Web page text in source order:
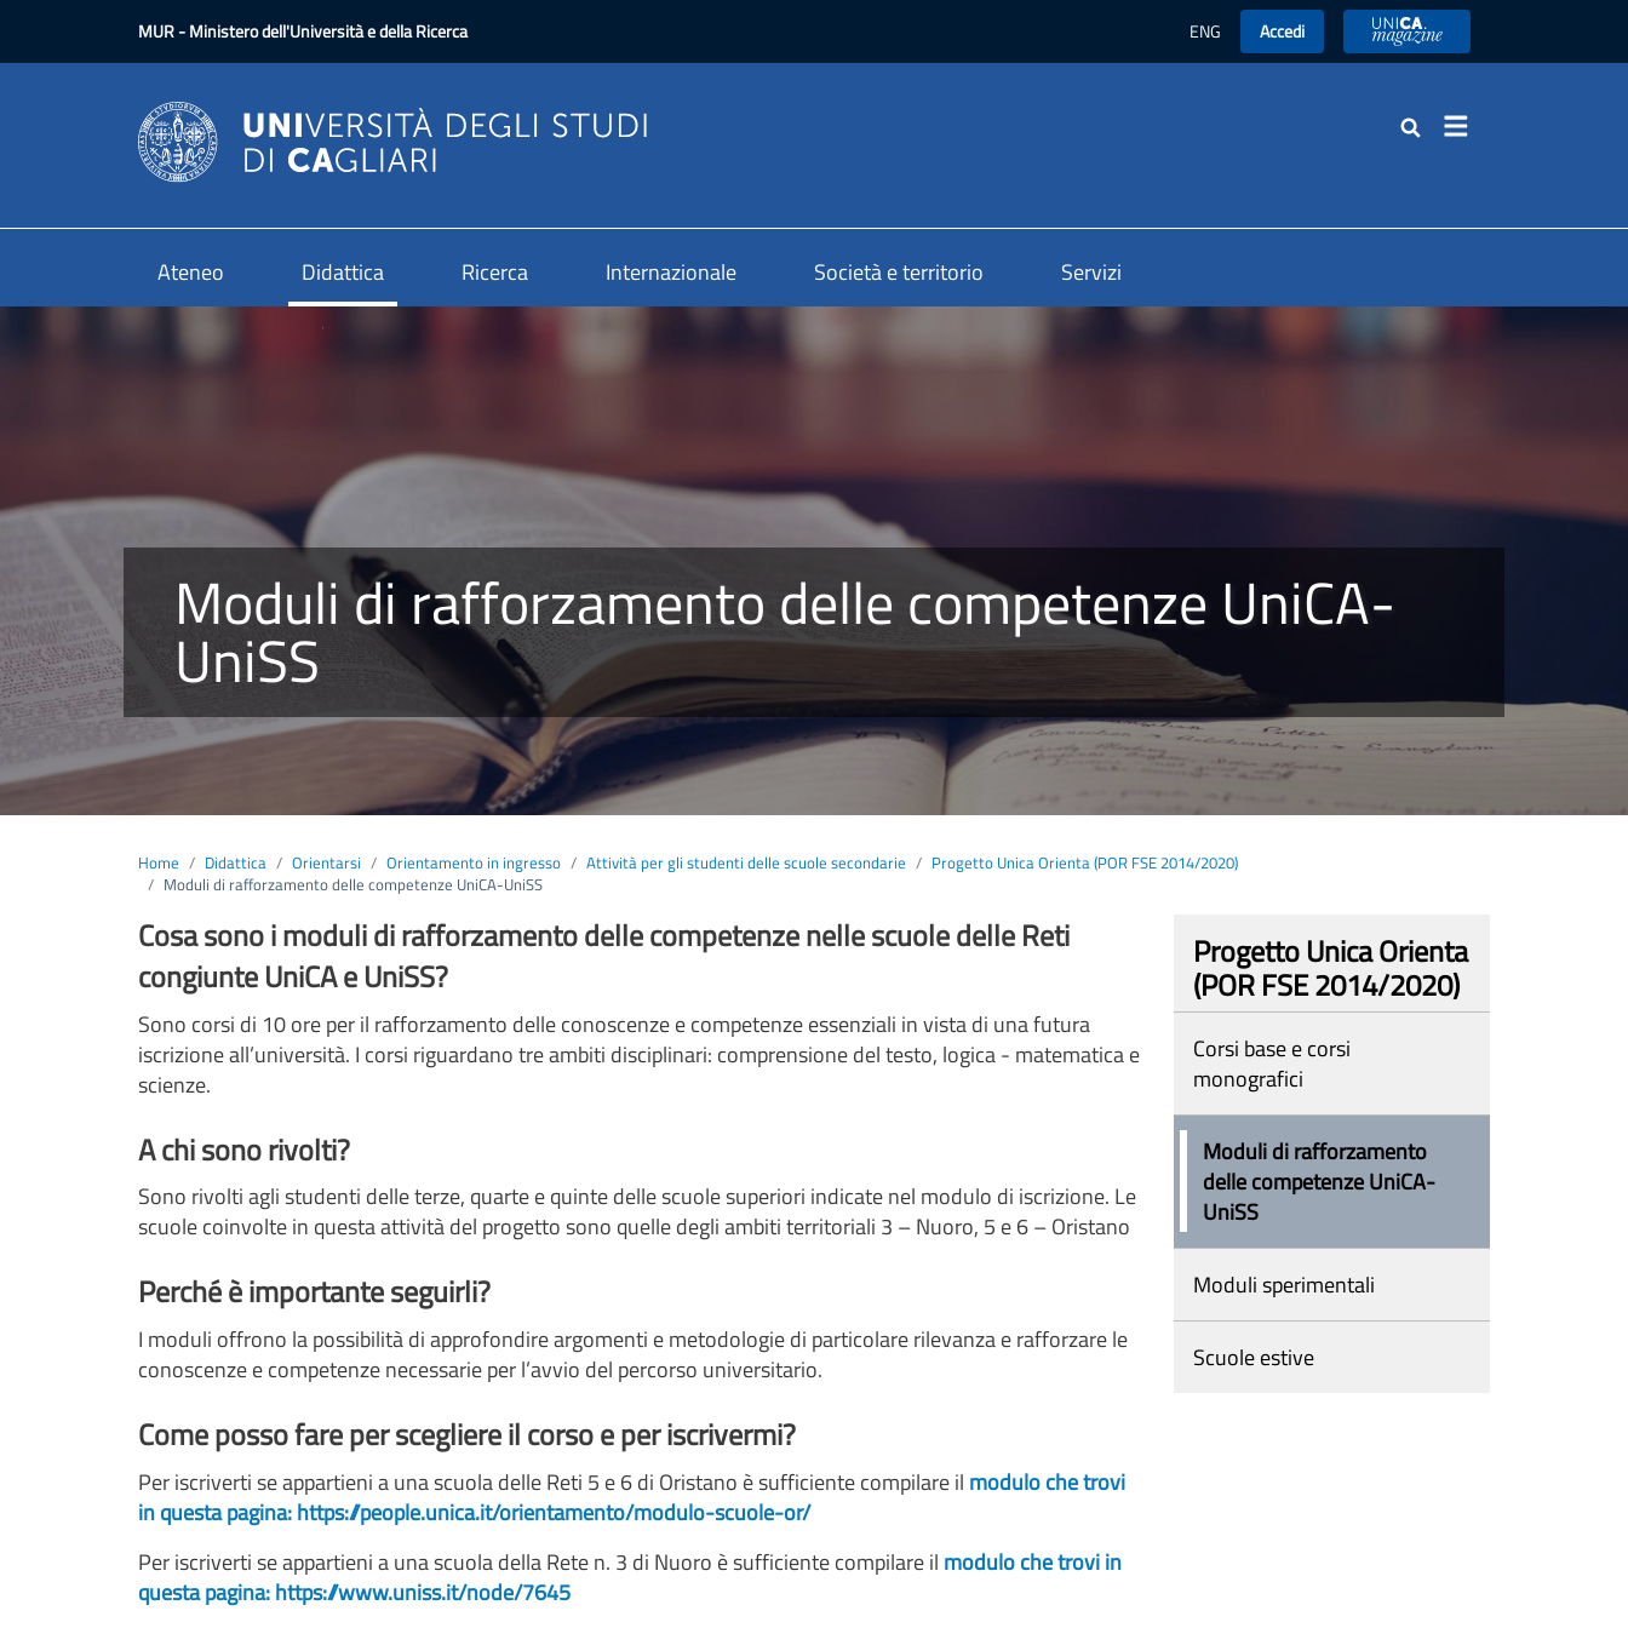
MUR- Ministero dell'Università e della Ricerca ENG Accedi UniCA News
Cerca
Ateneo Didattica Ricerca Internazionale Società e territorio Servizi
Moduli di rafforzamento delle competenze UniCA-
UniSS
Home Didattica Orientarsi Orientamento in ingresso Attività per gli studenti delle scuole secondarie
Progetto Unica Orienta (POR FSE 2014/2020)
Moduli di rafforzamento delle competenze UniCA-UniSS
Cosa sono i moduli di rafforzamento delle competenze nelle scuole delle Reti
congiunte UniCA e UniSS?
Sono corsi di 10 ore per il rafforzamento delle conoscenze e competenze essenziali in vista di una futura
iscrizione all’università. I corsi riguardano tre ambiti disciplinari: comprensione del testo, logica - matematica e
scienze.
A chi sono rivolti?
Sono rivolti agli studenti delle terze, quarte e quinte delle scuole superiori indicate nel modulo di iscrizione. Le
scuole coinvolte in questa attività del progetto sono quelle degli ambiti territoriali 3 – Nuoro, 5 e 6 – Oristano
Perché è importante seguirli?
I moduli offrono la possibilità di approfondire argomenti e metodologie di particolare rilevanza e rafforzare le
conoscenze e competenze necessarie per l’avvio del percorso universitario.
Come posso fare per scegliere il corso e per iscrivermi?
Per iscriverti se appartieni a una scuola delle Reti 5 e 6 di Oristano è sufficiente compilare il moduloche trovi
in questa pagina: https://people.unica.it/orientamento/modulo-scuole-or/
Per iscriverti se appartieni a una scuola della Rete n. 3 di Nuoro è sufficiente compilare il modulo che trovi in
questa pagina: https://www.uniss.it/node/7645
Progetto Unica Orienta
(POR FSE 2014/2020)
Corsi base e corsi
monografici
Moduli di rafforzamento
delle competenze UniCA-
UniSS
Moduli sperimentali
Scuole estive